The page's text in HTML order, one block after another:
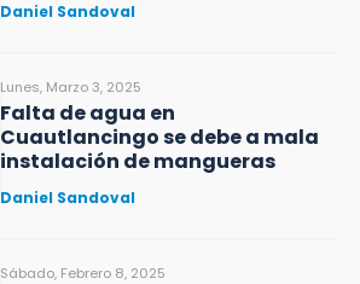
Daniel Sandoval
Lunes, Marzo 3, 2025
Falta de agua en
Cuautlancingo se debe a mala
instalación de mangueras
Daniel Sandoval
Sábado, Febrero 8, 2025